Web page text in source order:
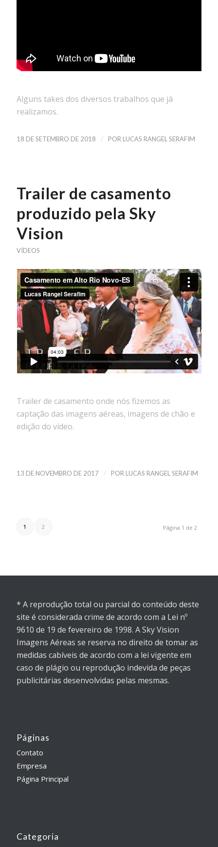
Alguns takes dos diversos trabalhos que já
realizamos.
18 DE SETEMBRO DE 2018 / POR LUCAS RANGEL SERAFIM
Trailer de casamento
produzido pela Sky
Vision
VÍDEOS
Trailer de casamento onde nós fizemos as
captação das imagens aéreas, imagens de chão e
edição do vídeo.
13 DE NOVEMBRO DE 2017 / POR LUCAS RANGEL SERAFIM
Página 1 de 2
1 2
* A reprodução total ou parcial do conteúdo deste
site é considerada crime de acordo com a Lei nº
9610 de 19 de fevereiro de 1998. A Sky Vision
Imagens Aéreas se reserva no direito de tomar as
medidas cabíveis de acordo com a lei vigente em
caso de plágio ou reprodução indevida de peças
publicitárias desenvolvidas pelas mesmas.
Páginas
Contato
Empresa
Página Principal
Categoria